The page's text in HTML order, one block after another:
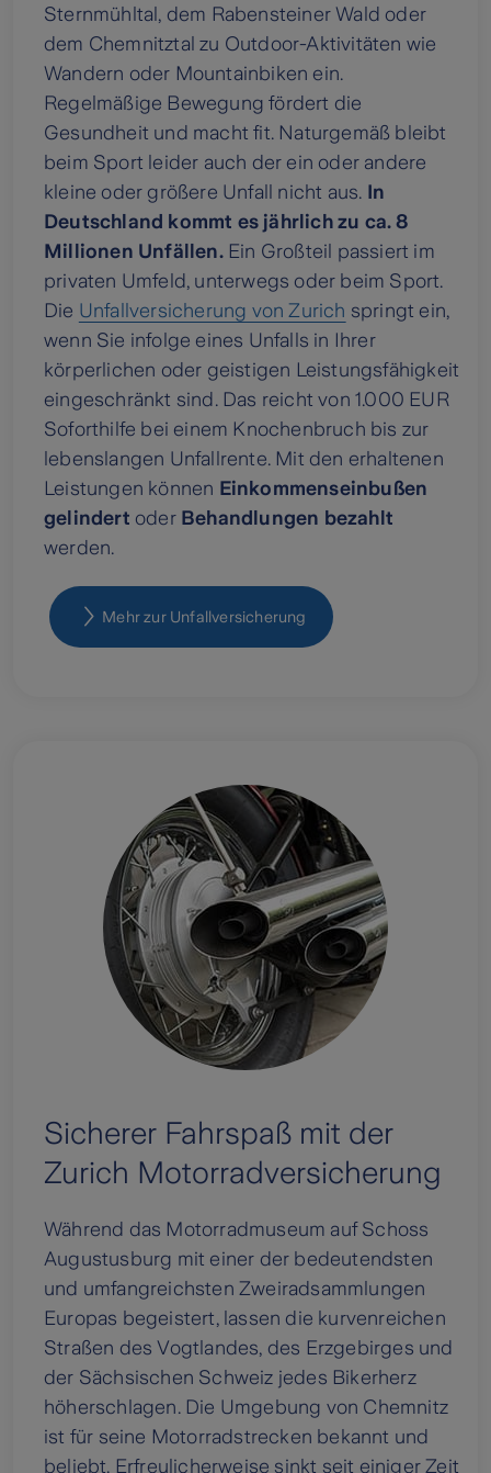
Sternmühltal, dem Rabensteiner Wald oder
dem Chemnitztal zu Outdoor-Aktivitäten wie
Wandern oder Mountainbiken ein.
Regelmäßige Bewegung fördert die
Gesundheit und macht fit. Naturgemäß bleibt
beim Sport leider auch der ein oder andere
kleine oder größere Unfall nicht aus. In
Deutschland kommt es jährlich zu ca. 8
Millionen Unfällen.Ein Großteil passiert im
privaten Umfeld, unterwegs oder beim Sport.
Die Unfallversicherung von Zurich springt ein,
wenn Sie infolge eines Unfalls in Ihrer
körperlichen oder geistigen Leistungsfähigkeit
eingeschränkt sind. Das reicht von 1.000 EUR
Soforthilfe bei einem Knochenbruch bis zur
lebenslangen Unfallrente. Mit den erhaltenen
Leistungen können Einkommenseinbußen
gelindert oder Behandlungen bezahlt
werden.
Mehr zur Unfallversicherung
Sicherer Fahrspaß mit der
Zurich Motorradversicherung
Während das Motorradmuseum auf Schoss
Augustusburg mit einer der bedeutendsten
und umfangreichsten Zweiradsammlungen
Europas begeistert, lassen die kurvenreichen
Straßen des Vogtlandes, des Erzgebirges und
der Sächsischen Schweiz jedes Bikerherz
höherschlagen. Die Umgebung von Chemnitz
ist für seine Motorradstrecken bekannt und
beliebt. Erfreulicherweise sinkt seit einiger Zeit